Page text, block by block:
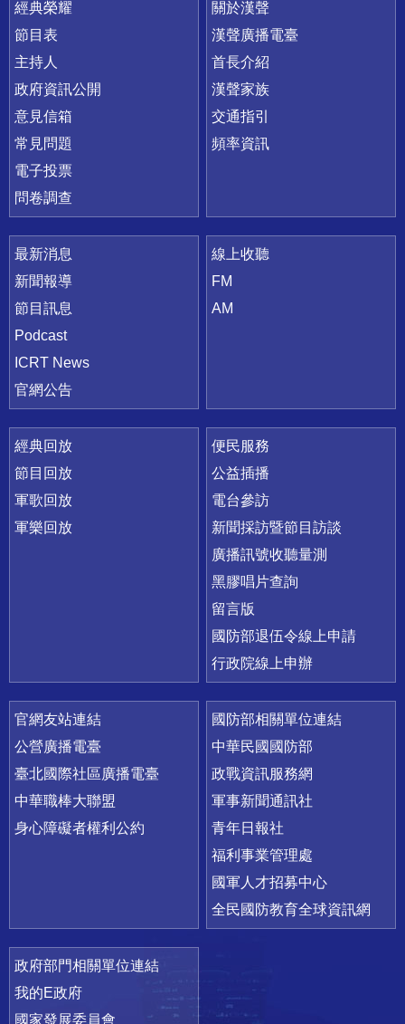
快速連結
經典榮耀
節目表
主持人
政府資訊公開
意見信箱
常見問題
電子投票
問卷調查
關於漢聲
漢聲廣播電臺
首長介紹
漢聲家族
交通指引
頻率資訊
最新消息
新聞報導
節目訊息
Podcast
ICRT News
官網公告
線上收聽
FM
AM
經典回放
節目回放
軍歌回放
軍樂回放
便民服務
公益插播
電台參訪
新聞採訪暨節目訪談
廣播訊號收聽量測
黑膠唱片查詢
留言版
國防部退伍令線上申請
行政院線上申辦
官網友站連結
公營廣播電臺
臺北國際社區廣播電臺
中華職棒大聯盟
身心障礙者權利公約
國防部相關單位連結
中華民國國防部
政戰資訊服務網
軍事新聞通訊社
青年日報社
福利事業管理處
國軍人才招募中心
全民國防教育全球資訊網
政府部門相關單位連結
我的E政府
國家發展委員會